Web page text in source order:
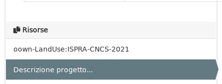
Risorse
oown-LandUse:ISPRA-CNCS-2021
Descrizione progetto...